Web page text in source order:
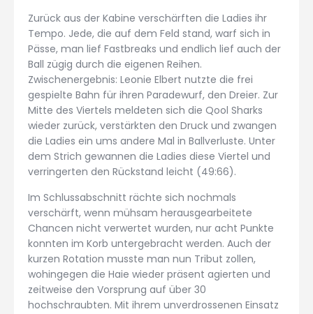
Zurück aus der Kabine verschärften die Ladies ihr
Tempo. Jede, die auf dem Feld stand, warf sich in
Pässe, man lief Fastbreaks und endlich lief auch der
Ball zügig durch die eigenen Reihen.
Zwischenergebnis: Leonie Elbert nutzte die frei
gespielte Bahn für ihren Paradewurf, den Dreier. Zur
Mitte des Viertels meldeten sich die Qool Sharks
wieder zurück, verstärkten den Druck und zwangen
die Ladies ein ums andere Mal in Ballverluste. Unter
dem Strich gewannen die Ladies diese Viertel und
verringerten den Rückstand leicht (49:66).
Im Schlussabschnitt rächte sich nochmals
verschärft, wenn mühsam herausgearbeitete
Chancen nicht verwertet wurden, nur acht Punkte
konnten im Korb untergebracht werden. Auch der
kurzen Rotation musste man nun Tribut zollen,
wohingegen die Haie wieder präsent agierten und
zeitweise den Vorsprung auf über 30
hochschraubten. Mit ihrem unverdrossenen Einsatz